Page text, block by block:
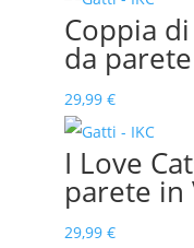
Coppia
da
29,99 €
I Love
parete in
29,99 €